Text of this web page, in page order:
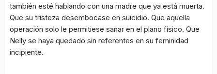
también esté hablando con una madre que ya está muerta.
Que su tristeza desembocase en suicidio. Que aquella
operación solo le permitiese sanar en el plano físico. Que
Nelly se haya quedado sin referentes en su feminidad
incipiente.